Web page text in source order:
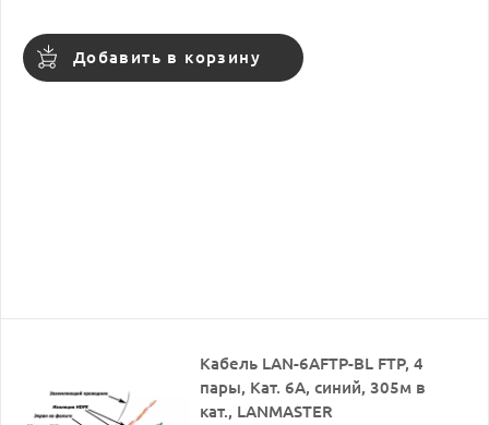
Добавить в корзину
Кабель LAN-6AFTP-BL FTP, 4
пары, Кат. 6А, cиний, 305м в
кат., LANMASTER